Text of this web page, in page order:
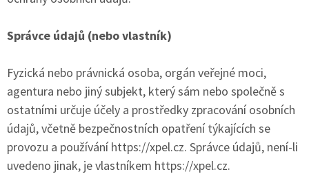
Správce údajů (nebo vlastník)
Fyzická nebo právnická osoba, orgán veřejné moci,
agentura nebo jiný subjekt, který sám nebo společně s
ostatními určuje účely a prostředky zpracování osobních
údajů, včetně bezpečnostních opatření týkajících se
provozu a používání https://xpel.cz. Správce údajů, není-li
uvedeno jinak, je vlastníkem https://xpel.cz.